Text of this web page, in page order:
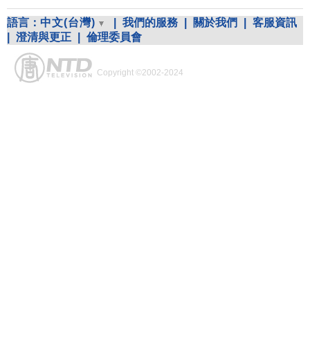
語言： 中文(台灣) 我們的服務 關於我們
客服資訊
澄清與更正 倫理委員會
Copyright ©2002-2024